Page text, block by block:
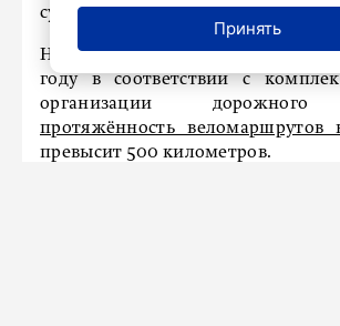
суставов за счёт улучшения
Напомним, ранее стало
году в соответствии с
организации дорожного
протяжённость веломаршрутов
превысит 500 километров.
Принять